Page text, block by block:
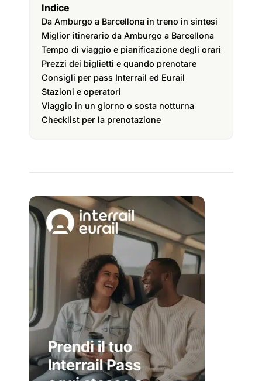
Indice
Da Amburgo a Barcellona in treno in sintesi
Miglior itinerario da Amburgo a Barcellona
Tempo di viaggio e pianificazione degli orari
Prezzi dei biglietti e quando prenotare
Consigli per pass Interrail ed Eurail
Stazioni e operatori
Viaggio in un giorno o sosta notturna
Checklist per la prenotazione